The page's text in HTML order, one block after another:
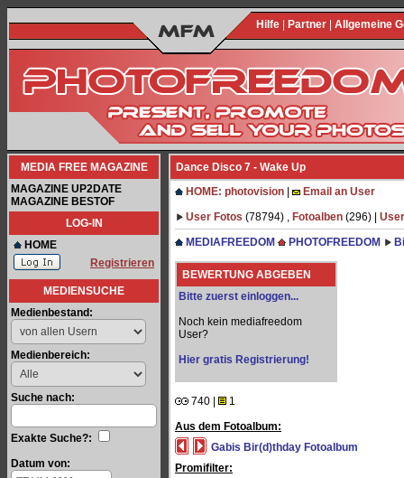
Hilfe Partner Allgemeine
MEDIA FREE MAGAZINE
MAGAZINE UP2DATE
MAGAZINE BESTOF
LOG-IN
HOME
Registrieren
MEDIENSUCHE
Medienbestand:
Medienbereich:
Suche nach:
Exakte Suche?:
Datum von:
Dance Disco 7 - Wake Up
HOME: photovision
Email an User
User Fotos (78794) , Fotoalben (296) |
MEDIAFREEDOM
PHOTOFREEDOM
BEWERTUNG ABGEBEN
Bitte zuerst einloggen...
Noch kein mediafreedom
User?
Hier gratis Registrierung!
740 |
1
Aus dem Fotoalbum:
Gabis Bir(d)thday Fotoalbum
Promifilter: